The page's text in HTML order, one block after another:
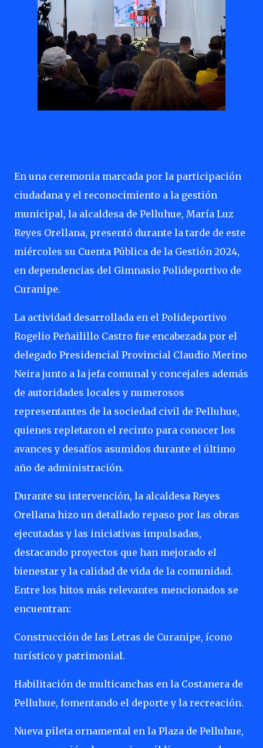
En una ceremonia marcada por la participación
ciudadana y el reconocimiento a la gestión
municipal, la alcaldesa de Pelluhue, María Luz
Reyes Orellana, presentó durante la tarde de este
miércoles su Cuenta Pública de la Gestión 2024,
en dependencias del Gimnasio Polideportivo de
Curanipe.
La actividad desarrollada en el Polideportivo
Rogelio Peñailillo Castro fue encabezada por el
delegado Presidencial Provincial Claudio Merino
Neira junto a la jefa comunal y concejales además
de autoridades locales y numerosos
representantes de la sociedad civil de Pelluhue,
quienes repletaron el recinto para conocer los
avances y desafíos asumidos durante el último
año de administración.
Durante su intervención, la alcaldesa Reyes
Orellana hizo un detallado repaso por las obras
ejecutadas y las iniciativas impulsadas,
destacando proyectos que han mejorado el
bienestar y la calidad de vida de la comunidad.
Entre los hitos más relevantes mencionados se
encuentran:
Construcción de las Letras de Curanipe, ícono
turístico y patrimonial.
Habilitación de multicanchas en la Costanera de
Pelluhue, fomentando el deporte y la recreación.
Nueva pileta ornamental en la Plaza de Pelluhue,